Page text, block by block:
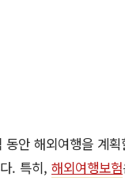
동안 해외여행을 계
. 특히, 해외여행보험